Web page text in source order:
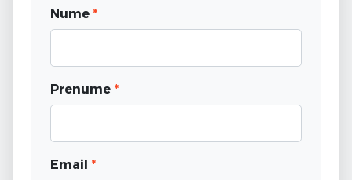
Nume *
Prenume *
Email *